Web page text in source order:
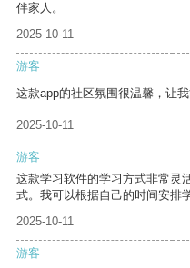
伴家人。
2025-10-11
游客
这款app的社区氛围很温馨，让我
2025-10-11
游客
这款学习软件的学习方式非常灵
式。我可以根据自己的时间安排
2025-10-11
游客